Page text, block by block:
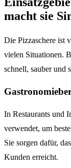
macht sie
Die Pizzaschere ist
vielen Situationen.
schnell, sauber und
In Restaurants und
verwendet, um
Sie sorgen dafür,
Kunden erreicht.